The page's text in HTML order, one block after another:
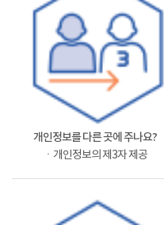
개인정보를 다른 곳에 주나요?
ㆍ개인정보의 제3자 제공